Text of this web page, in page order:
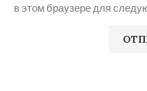
в этом браузере для